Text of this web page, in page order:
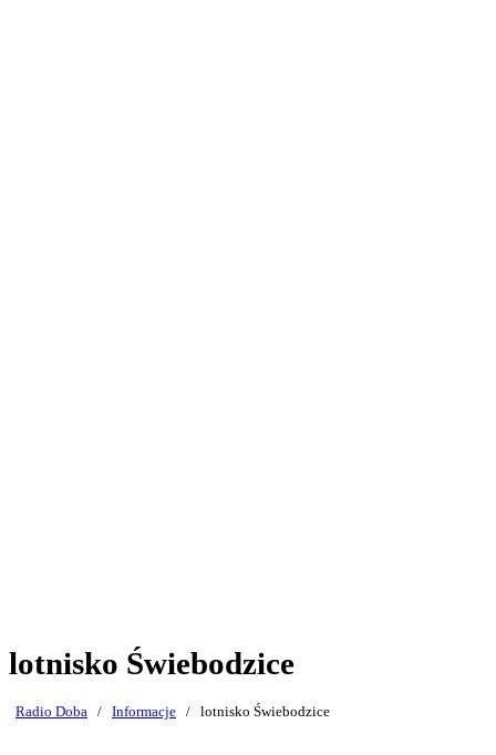
lotnisko Świebodzice
Radio Doba / Informacje / lotnisko Świebodzice